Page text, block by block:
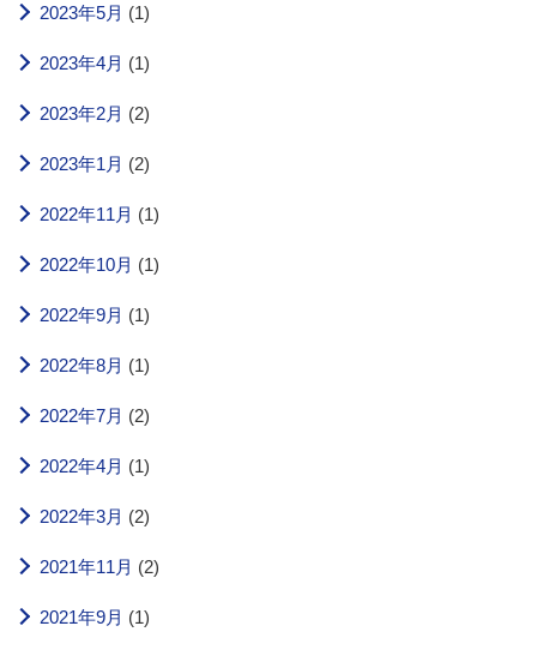
2023年5月 (1)
2023年4月 (1)
2023年2月 (2)
2023年1月 (2)
2022年11月 (1)
2022年10月 (1)
2022年9月 (1)
2022年8月 (1)
2022年7月 (2)
2022年4月 (1)
2022年3月 (2)
2021年11月 (2)
2021年9月 (1)